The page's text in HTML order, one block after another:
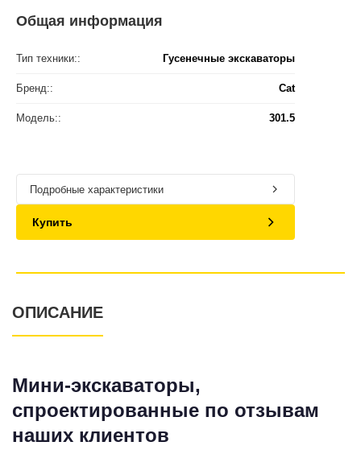
Общая информация
Тип техники:: Гусенечные экскаваторы
Бренд:: Cat
Модель:: 301.5
Подробные характеристики
Купить
ОПИСАНИЕ
Мини-экскаваторы,
спроектированные по отзывам
наших клиентов